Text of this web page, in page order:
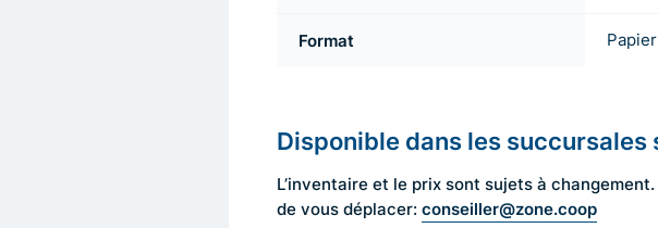
Format Papier
Disponible dans les succursales
L’inventaire et le prix sont sujets à
de vous déplacer: conseiller@zone.coop